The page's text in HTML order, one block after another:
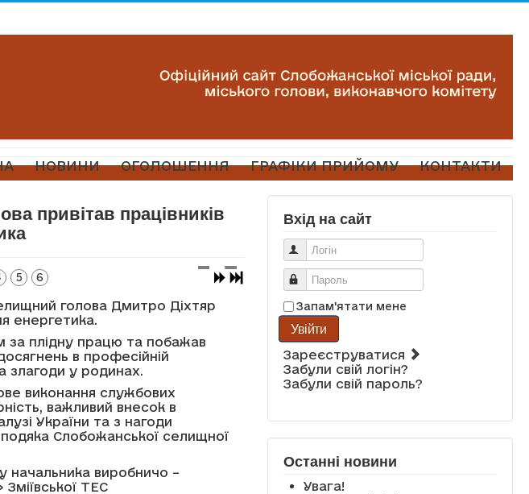
НОВИНИ ОГОЛОШЕННЯ ГРАФІКИ ПРИЙОМУ КОНТАКТИ
привітав працівників
5 6
голова Дмитро Діхтяр
енергетика.
за плідну працю та побажав
в професійній
злагоди у родинах.
виконання службових
важливий внесок в
України та з нагоди
Слобожанської селищної
начальника виробничо –
ТЕС
Вхід на сайт
Логін
Пароль
Запам'ятати мене
Увійти
Зареєструватися
Забули свій логін?
Забули свій пароль?
Останні новини
Увага!